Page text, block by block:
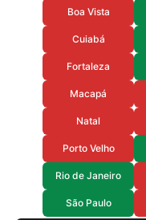
Boa Vista
Cuiabá
Fortaleza
Macapá
Natal
Porto Velho
Rio de Janeiro
São Paulo